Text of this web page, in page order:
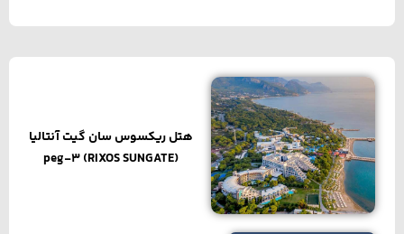
هتل ریکسوس سان گیت آنتالیا
(RIXOS SUNGATE) peg-3